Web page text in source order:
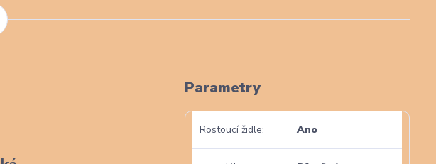
Parametry
Rostoucí židle Ano